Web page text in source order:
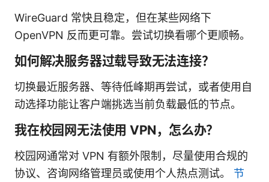
WireGuard 常快且稳定，但在某些网络下
OpenVPN 反而更可靠。尝试切换看哪个更顺畅。
如何解决服务器过载导致无法连接？
切换最近服务器、等待低峰期再尝试，或者使用自
动选择功能让客户端挑选当前负载最低的节点。
我在校园网无法使用 VPN，怎么办？
校园网通常对 VPN 有额外限制，尽量使用合规的
协议、咨询网络管理员或使用个人热点测试。 节